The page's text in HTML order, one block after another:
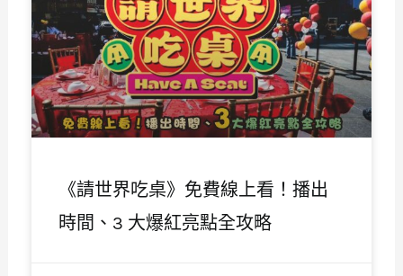
《請世界吃桌》免費線上看！播出
時間、3 大爆紅亮點全攻略